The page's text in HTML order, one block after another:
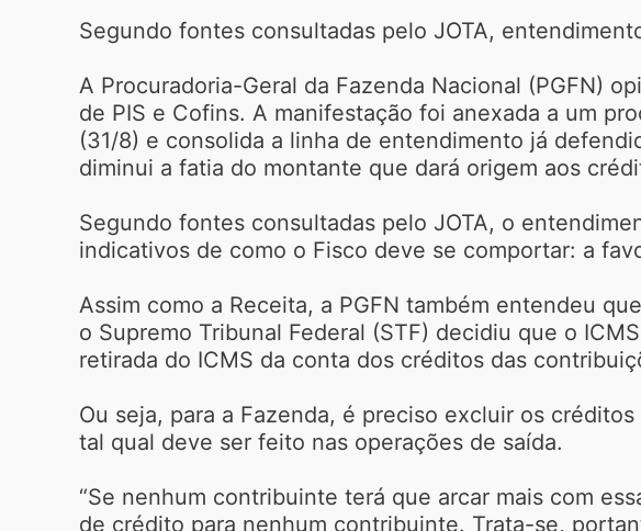
Segundo fontes consultadas pelo JOTA,
A Procuradoria-Geral da Fazenda Nacional (PGFN)
de PIS e Cofins. A manifestação foi anexada a um
(31/8) e consolida a linha de entendimento já
diminui a fatia do montante que dará origem aos
Segundo fontes consultadas pelo JOTA, o
indicativos de como o Fisco deve se comportar: a
Assim como a Receita, a PGFN também entendeu
o Supremo Tribunal Federal (STF) decidiu que o
retirada do ICMS da conta dos créditos das
Ou seja, para a Fazenda, é preciso excluir os
tal qual deve ser feito nas operações de saída.
“Se nenhum contribuinte terá que arcar mais com
de crédito para nenhum contribuinte. Trata-se,